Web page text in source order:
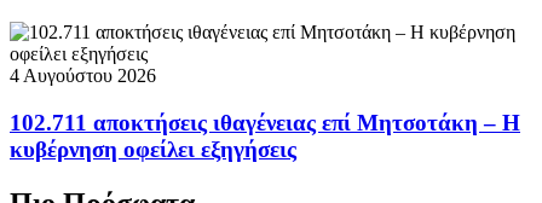
4 Αυγούστου 2026
102.711 αποκτήσεις ιθαγένειας επί Μητσοτάκη – Η
κυβέρνηση οφείλει εξηγήσεις